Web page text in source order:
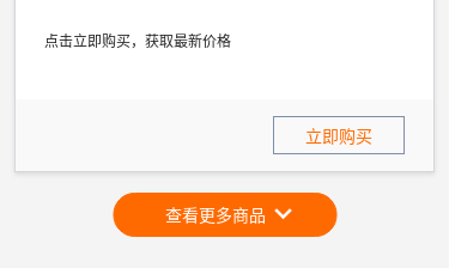
点击立即购买，获取最新价格
立即购买
查看更多商品